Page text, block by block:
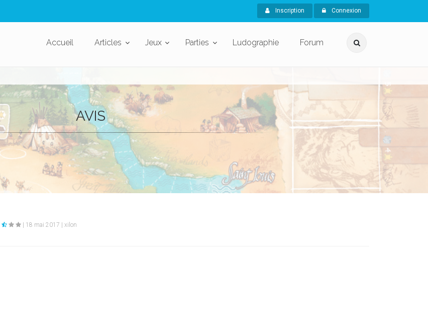
Inscription Connexion
Accueil Articles Jeux Parties Ludographie Forum
AVIS
| 18 mai 2017 | xilon